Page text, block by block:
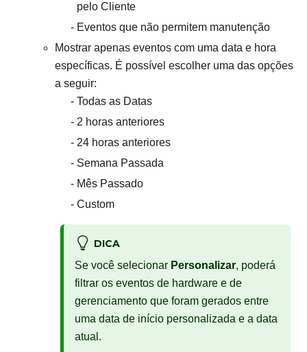
pelo Cliente
Eventos que não permitem manutenção
Mostrar apenas eventos com uma data e hora
específicas. É possível escolher uma das opções
a seguir:
Todas as Datas
2 horas anteriores
24 horas anteriores
Semana Passada
Mês Passado
Custom
DICA
Se você selecionar Personalizar, poderá
filtrar os eventos de hardware e de
gerenciamento que foram gerados entre
uma data de início personalizada e a data
atual.